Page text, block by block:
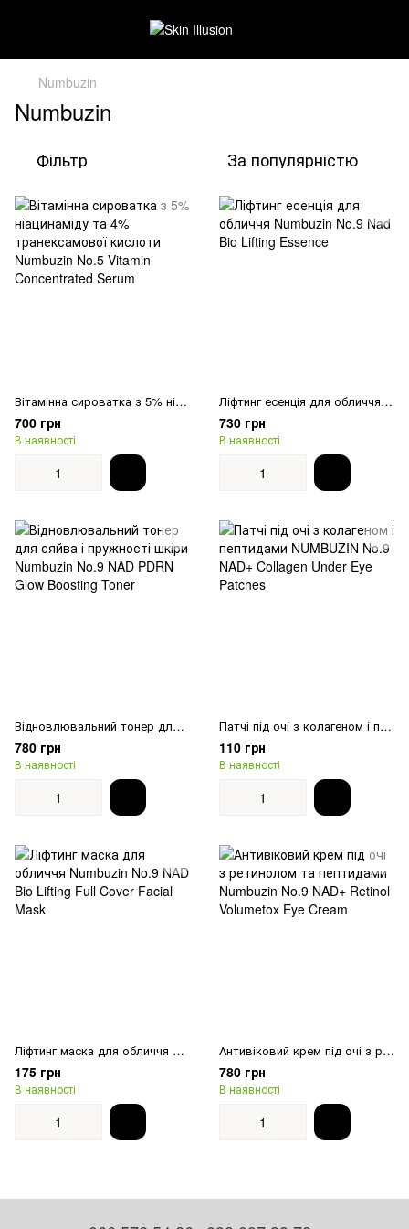
Numbuzin
Numbuzin
Фільтр За популярністю
Вітамінна сироватка з 5% ніацинаміду та 4% транексамової кислоти Numbuzin No.5 Vitamin Concentrated Serum
700 грн
В наявності
Ліфтинг есенція для обличчя Numbuzin No.9 Nad Bio Lifting Essence
730 грн
В наявності
Відновлювальний тонер для сяйва і пружності шкіри Numbuzin No.9 NAD PDRN Glow Boosting Toner
780 грн
В наявності
Патчі під очі з колагеном і пептидами NUMBUZIN No.9 NAD+ Collagen Under Eye Patches
110 грн
В наявності
Ліфтинг маска для обличчя Numbuzin No.9 NAD Bio Lifting Full Cover Facial Mask
175 грн
В наявності
Антивіковий крем під очі з ретинолом та пептидами Numbuzin No.9 NAD+ Retinol Volumetox Eye Cream
780 грн
В наявності